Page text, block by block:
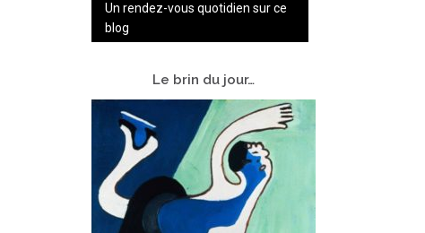
Un rendez-vous quotidien sur ce
blog
Le brin du jour…